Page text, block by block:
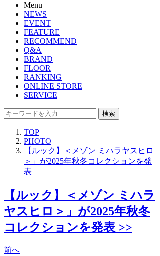
Menu
NEWS
EVENT
FEATURE
RECOMMEND
Q&A
BRAND
FLOOR
RANKING
ONLINE STORE
SERVICE
検索
TOP
PHOTO
【ルック】＜メゾン ミハラヤスヒロ
＞」が2025年秋冬コレクションを発
表
【ルック】＜メゾン ミハラ
ヤスヒロ＞」が2025年秋冬
コレクションを発表 >>
前へ